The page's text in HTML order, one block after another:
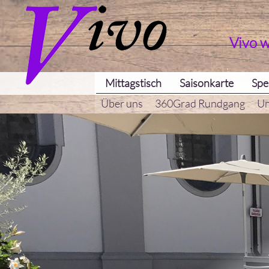
Vivo
Mittagstisch Saisonkarte
Über uns
360Grad Rundgang